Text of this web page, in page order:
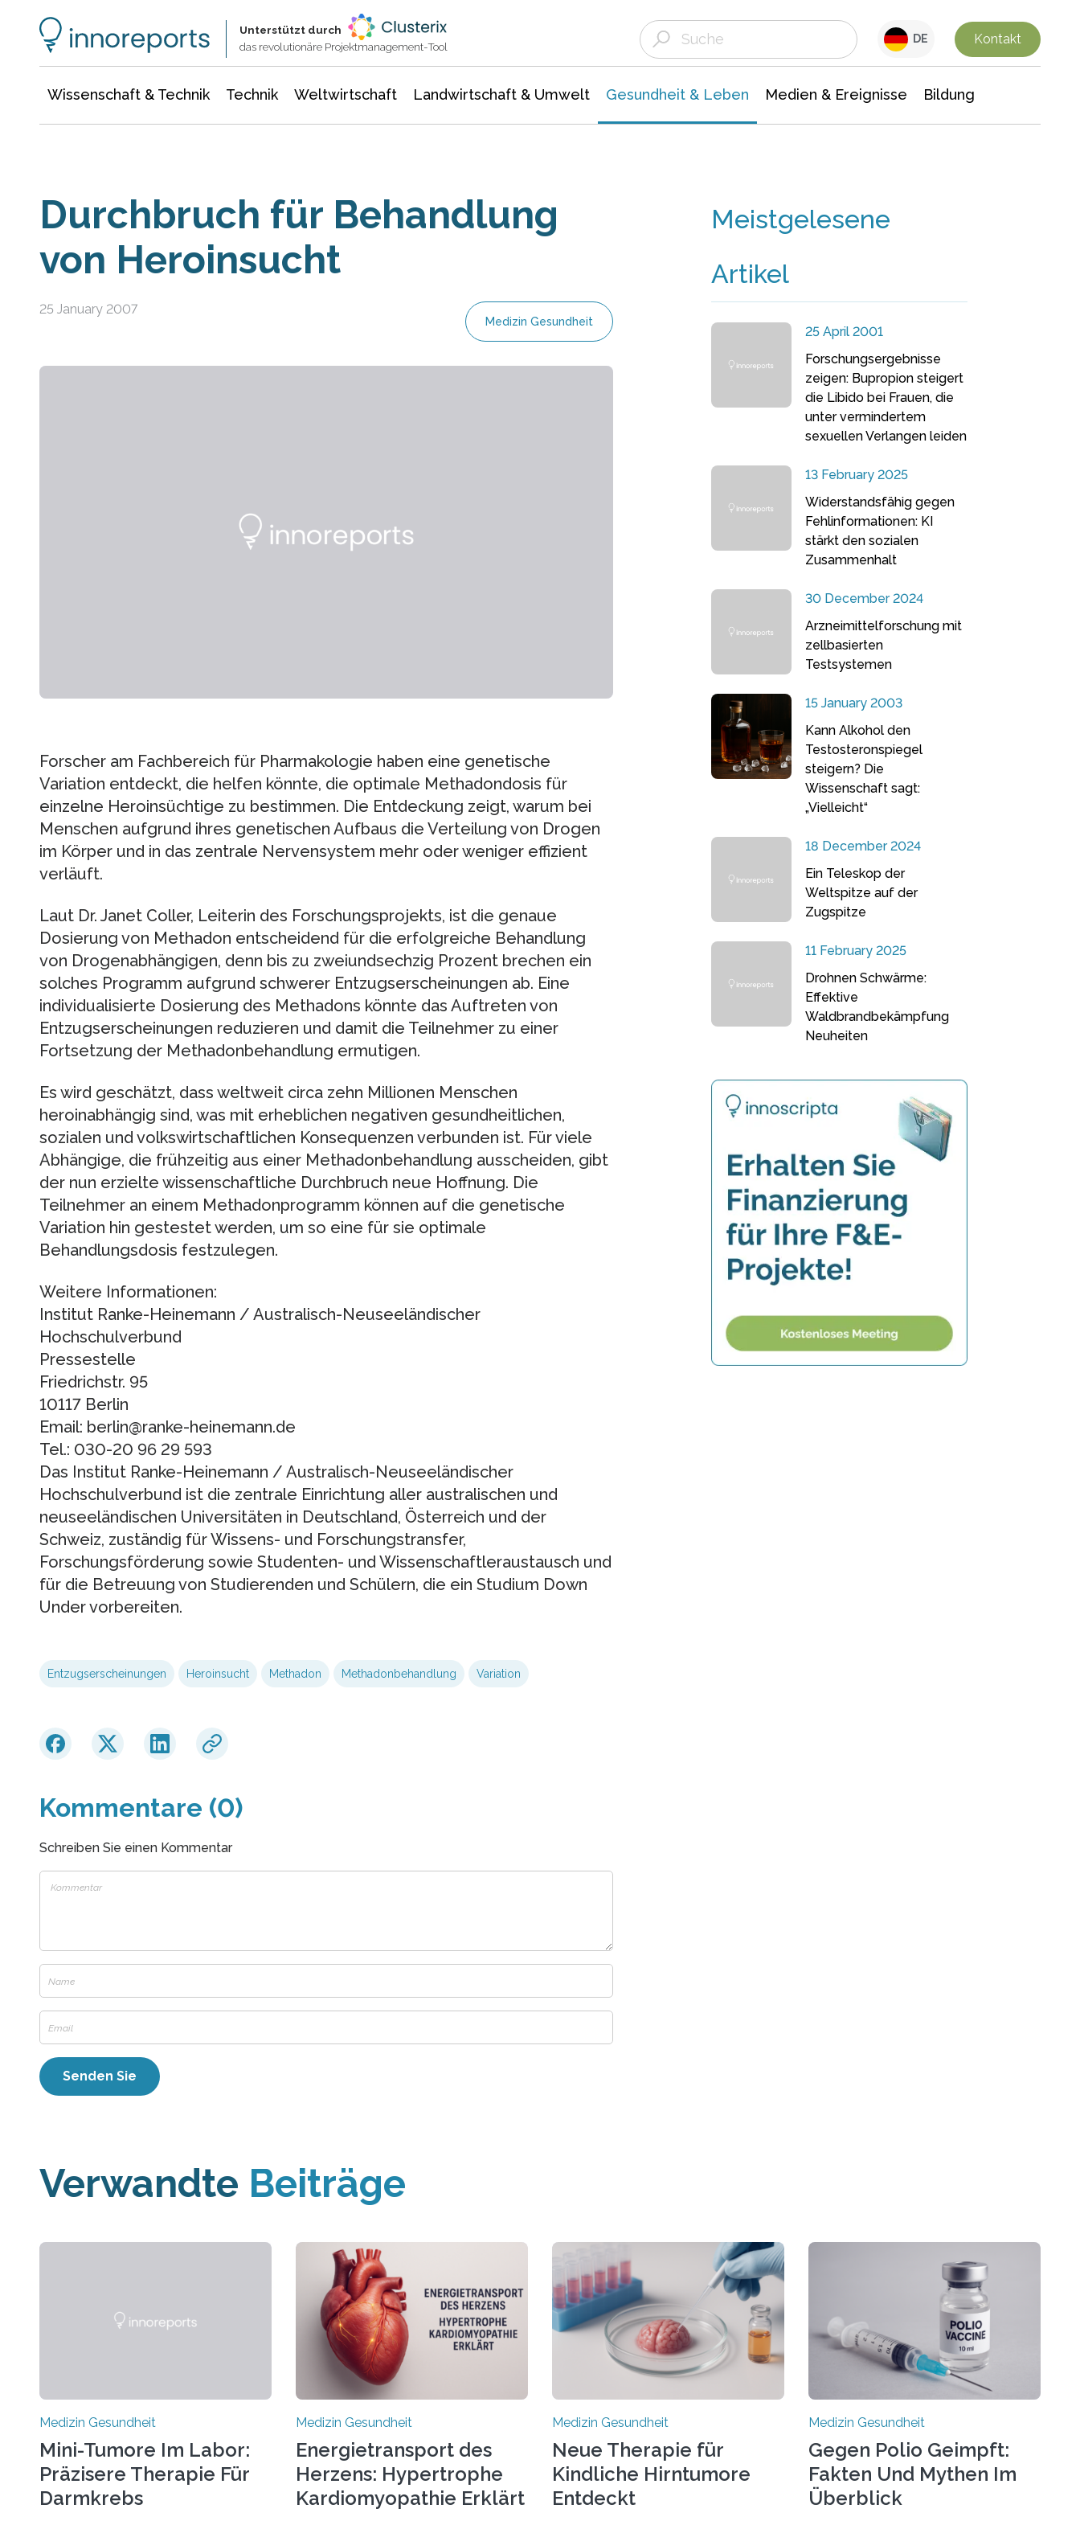
Unterstützt durch
das revolutionäre Projektmanagement-Tool
DE Kontakt
Wissenschaft & Technik Technik Weltwirtschaft Landwirtschaft & Umwelt Gesundheit & Leben Medien & Ereignisse Bildung
Durchbruch für Behandlung
von Heroinsucht
25 January 2007
Medizin Gesundheit
Forscher am Fachbereich für Pharmakologie haben eine genetische
Variation entdeckt, die helfen könnte, die optimale Methadondosis für
einzelne Heroinsüchtige zu bestimmen. Die Entdeckung zeigt, warum bei
Menschen aufgrund ihres genetischen Aufbaus die Verteilung von Drogen
im Körper und in das zentrale Nervensystem mehr oder weniger effizient
verläuft.
Laut Dr. Janet Coller, Leiterin des Forschungsprojekts, ist die genaue
Dosierung von Methadon entscheidend für die erfolgreiche Behandlung
von Drogenabhängigen, denn bis zu zweiundsechzig Prozent brechen ein
solches Programm aufgrund schwerer Entzugserscheinungen ab. Eine
individualisierte Dosierung des Methadons könnte das Auftreten von
Entzugserscheinungen reduzieren und damit die Teilnehmer zu einer
Fortsetzung der Methadonbehandlung ermutigen.
Es wird geschätzt, dass weltweit circa zehn Millionen Menschen
heroinabhängig sind, was mit erheblichen negativen gesundheitlichen,
sozialen und volkswirtschaftlichen Konsequenzen verbunden ist. Für viele
Abhängige, die frühzeitig aus einer Methadonbehandlung ausscheiden, gibt
der nun erzielte wissenschaftliche Durchbruch neue Hoffnung. Die
Teilnehmer an einem Methadonprogramm können auf die genetische
Variation hin gestestet werden, um so eine für sie optimale
Behandlungsdosis festzulegen.
Weitere Informationen:
Institut Ranke-Heinemann / Australisch-Neuseeländischer
Hochschulverbund
Pressestelle
Friedrichstr. 95
10117 Berlin
Email: berlin@ranke-heinemann.de
Tel.: 030-20 96 29 593
Das Institut Ranke-Heinemann / Australisch-Neuseeländischer
Hochschulverbund ist die zentrale Einrichtung aller australischen und
neuseeländischen Universitäten in Deutschland, Österreich und der
Schweiz, zuständig für Wissens- und Forschungstransfer,
Forschungsförderung sowie Studenten- und Wissenschaftleraustausch und
für die Betreuung von Studierenden und Schülern, die ein Studium Down
Under vorbereiten.
Entzugserscheinungen Heroinsucht Methadon Methadonbehandlung Variation
Kommentare (0)
Schreiben Sie einen Kommentar
Meistgelesene
Artikel
25 April 2001
Forschungsergebnisse
zeigen: Bupropion steigert
die Libido bei Frauen, die
unter vermindertem
sexuellen Verlangen leiden
13 February 2025
Widerstandsfähig gegen
Fehlinformationen: KI
stärkt den sozialen
Zusammenhalt
30 December 2024
Arzneimittelforschung mit
zellbasierten
Testsystemen
15 January 2003
Kann Alkohol den
Testosteronspiegel
steigern? Die
Wissenschaft sagt:
„Vielleicht“
18 December 2024
Ein Teleskop der
Weltspitze auf der
Zugspitze
11 February 2025
Drohnen Schwärme:
Effektive
Waldbrandbekämpfung
Neuheiten
Verwandte Beiträge
Medizin Gesundheit
Mini-Tumore Im Labor:
Präzisere Therapie Für
Darmkrebs
Medizin Gesundheit
Energietransport des
Herzens: Hypertrophe
Kardiomyopathie Erklärt
Medizin Gesundheit
Neue Therapie für
Kindliche Hirntumore
Entdeckt
Medizin Gesundheit
Gegen Polio Geimpft:
Fakten Und Mythen Im
Überblick